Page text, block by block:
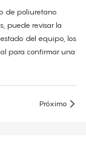
de poliuretano
puede revisar la
del equipo, los
para confirmar una
Próximo